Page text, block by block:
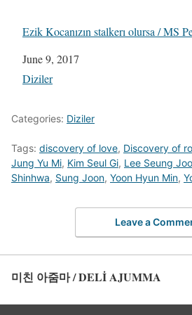
Ezik Kocanızın stalkerı olursa / MS
Date
June 9, 2017
In relation to
Diziler
Categories: Diziler
Tags: discovery of love, Discovery of
Jung Yu Mi, Kim Seul Gi, Lee Seung
Shinhwa, Sung Joon, Yoon Hyun Min,
Leave a
미친 아줌마 / DELİ AJUMMA